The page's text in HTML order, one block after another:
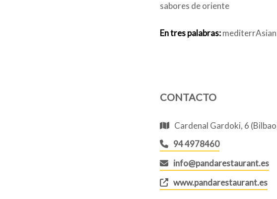
sabores de oriente
En tres palabras:
CONTACTO
Cardenal Gardoki, 6
94 4978460
info@pandarestaurant.es
www.pandarestaurant.es